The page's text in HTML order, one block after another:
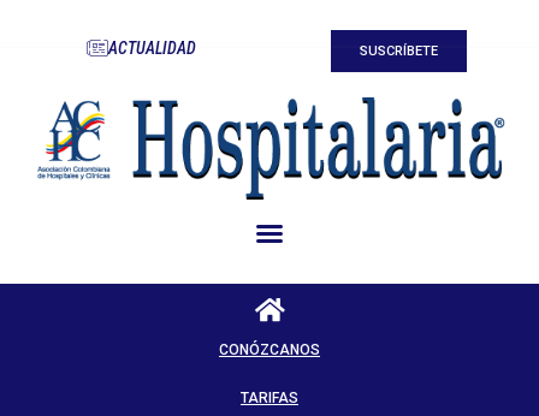
ACTUALIDAD SUSCRÍBETE
CONÓZCANOS
TARIFAS